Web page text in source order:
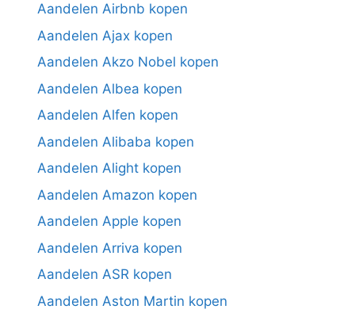
Aandelen Airbnb kopen
Aandelen Ajax kopen
Aandelen Akzo Nobel kopen
Aandelen Albea kopen
Aandelen Alfen kopen
Aandelen Alibaba kopen
Aandelen Alight kopen
Aandelen Amazon kopen
Aandelen Apple kopen
Aandelen Arriva kopen
Aandelen ASR kopen
Aandelen Aston Martin kopen